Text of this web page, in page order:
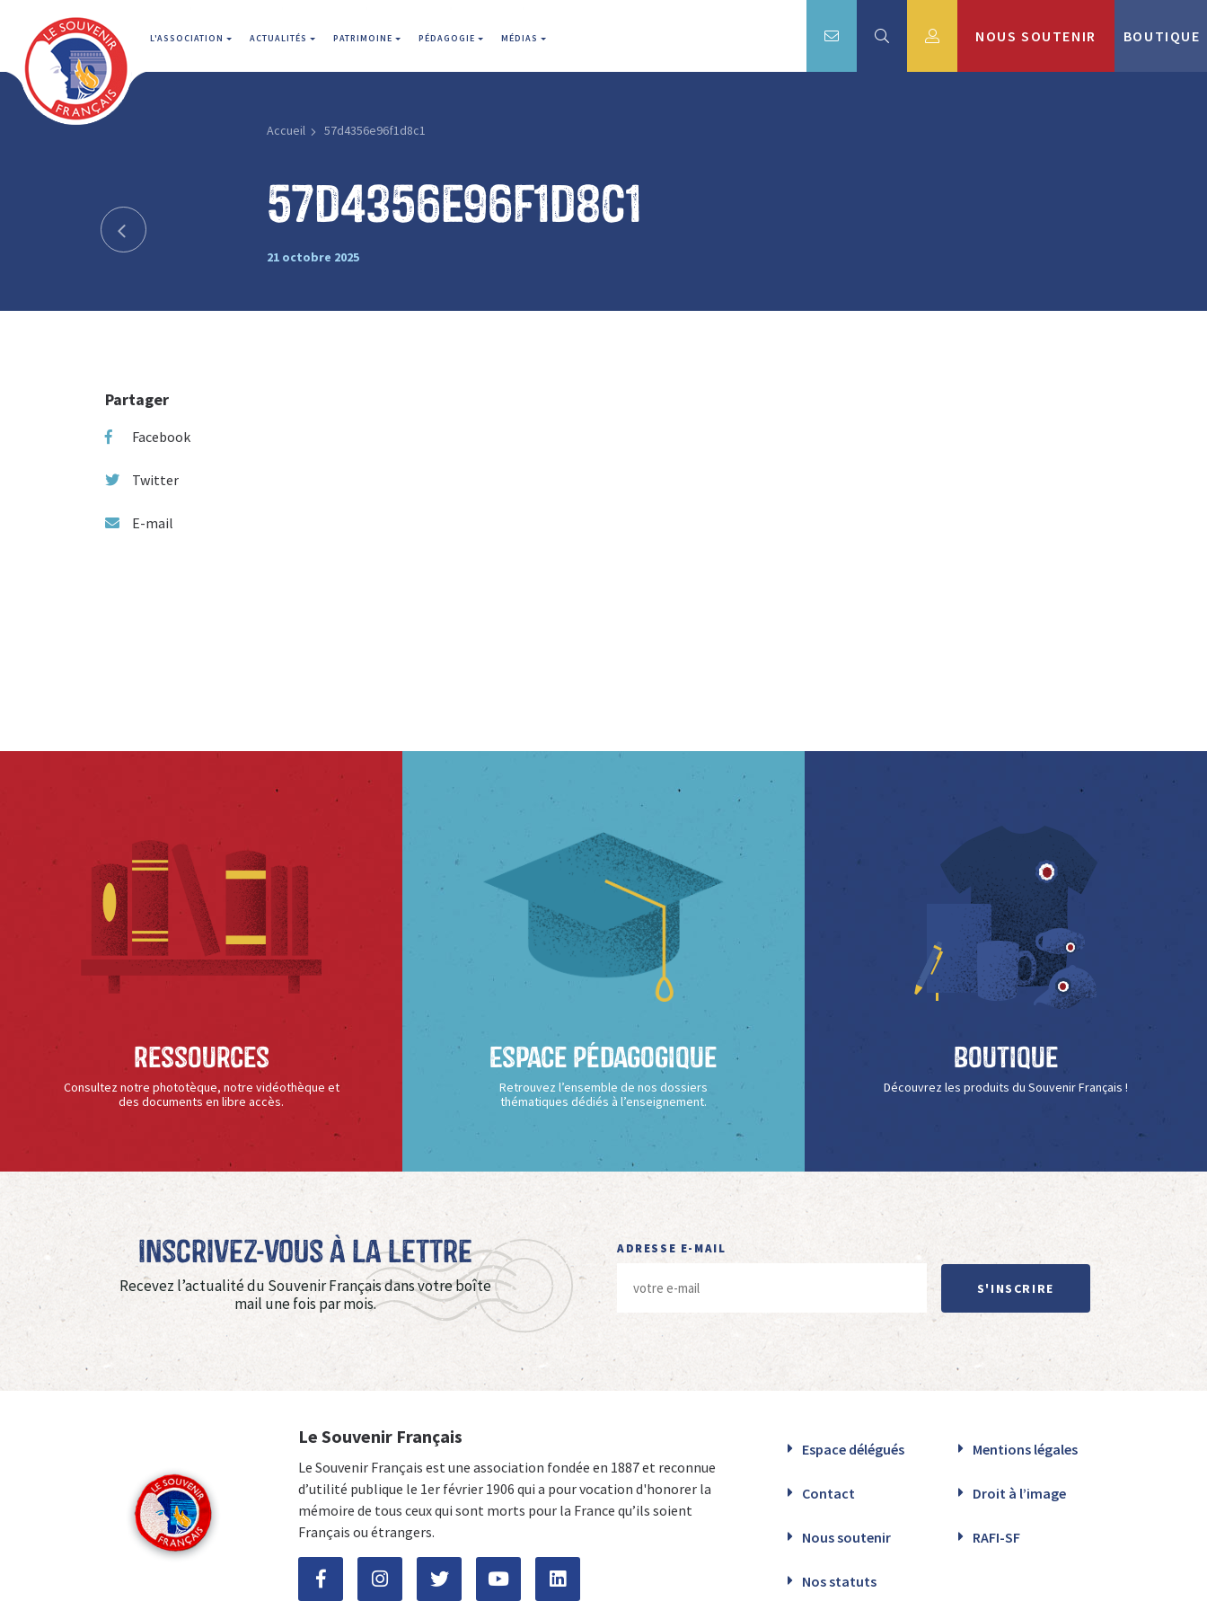
L'ASSOCIATION ACTUALITÉS PATRIMOINE PÉDAGOGIE MÉDIAS NOUS SOUTENIR BOUTIQUE
Accueil 57d4356e96f1d8c1
57d4356e96f1d8c1
21 octobre 2025
Partager
Facebook
Twitter
E-mail
Ressources
Consultez notre phototèque, notre vidéothèque et
des documents en libre accès.
Espace Pédagogique
Retrouvez l’ensemble de nos dossiers
thématiques dédiés à l’enseignement.
Boutique
Découvrez les produits du Souvenir Français !
Inscrivez-vous à La Lettre
Recevez l’actualité du Souvenir Français dans votre boîte
mail une fois par mois.
ADRESSE E-MAIL
S'INSCRIRE
Le Souvenir Français
Le Souvenir Français est une association fondée en 1887 et reconnue
d’utilité publique le 1er février 1906 qui a pour vocation d'honorer la
mémoire de tous ceux qui sont morts pour la France qu’ils soient
Français ou étrangers.
Espace délégués Mentions légales
Contact Droit à l’image
Nous soutenir RAFI-SF
Nos statuts